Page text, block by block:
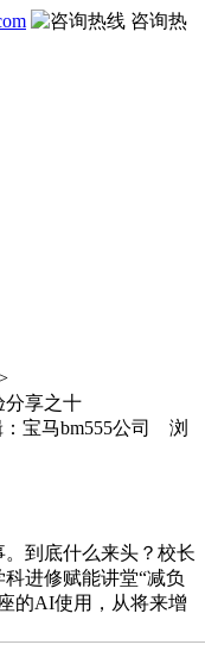
咨询热
分享之十
：宝马bm555公司 浏
到底什么来头？校长
进修赋能讲堂“减负
的AI使用，从将来增